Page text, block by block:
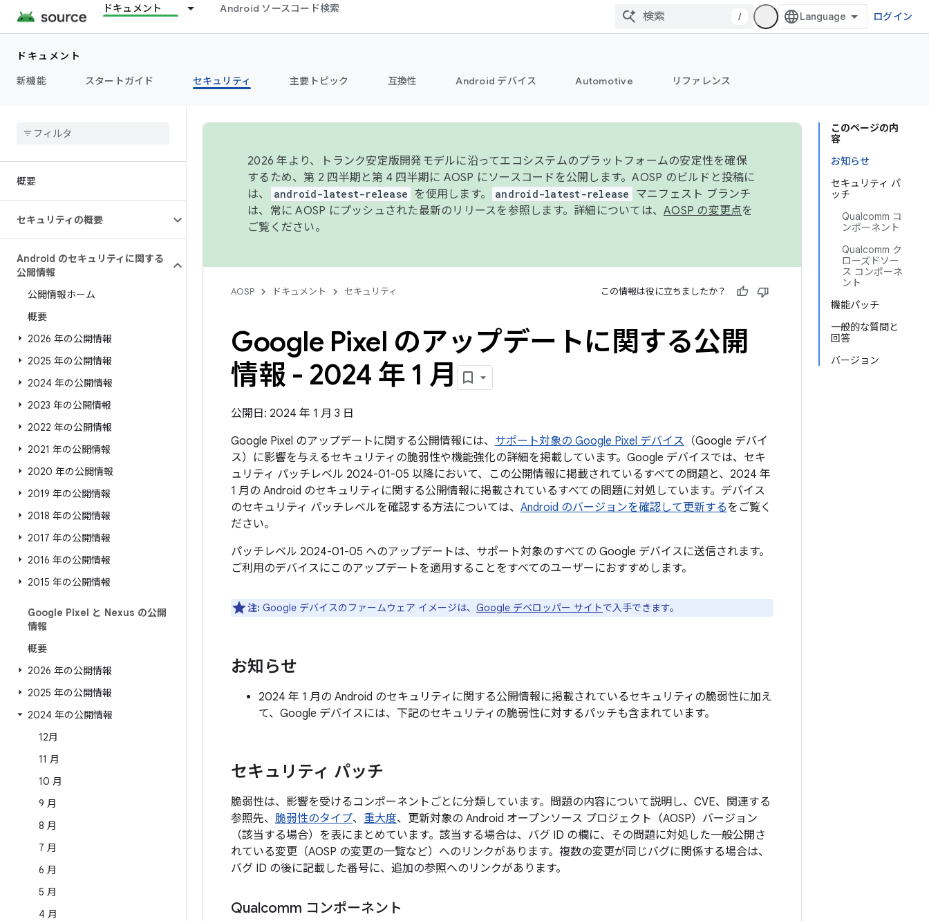
ドキュメント Android ソースコード検索
/ ログイン
ドキュメント
新機能
スタートガイド セキュリティ 主要トピック 互換性 Android デバイス Automotive リファレンス
概要
セキュリティの概要
Android のセキュリティに関する
公開情報
公開情報ホーム
概要
2026 年の公開情報
2025 年の公開情報
2024 年の公開情報
2023 年の公開情報
2022 年の公開情報
2021 年の公開情報
2020 年の公開情報
2019 年の公開情報
2018 年の公開情報
2017 年の公開情報
2016 年の公開情報
2015 年の公開情報
Google Pixel と Nexus の公開
情報
概要
2026 年の公開情報
2025 年の公開情報
2024 年の公開情報
12月
11 月
10 月
9 月
8 月
7 月
6 月
5 月
4 月
このページの内
容
お知らせ
セキュリティ パ
ッチ
Qualcomm コ
ンポーネント
Qualcomm ク
ローズドソー
ス コンポーネ
ント
機能パッチ
一般的な質問と
回答
バージョン
2026 年より、トランク安定版開発モデルに沿ってエコシステムのプラットフォームの安定性を確保
するため、第 2 四半期と第 4 四半期に AOSP にソースコードを公開します。AOSP のビルドと投稿に
は、
android-latest-release を使用します。 android-latest-release
マニフェスト ブランチ
は、常に AOSP にプッシュされた最新のリリースを参照します。詳細については、 AOSP の変更点を
ご覧ください。
AOSP ドキュメント セキュリティ この情報は役に立ちましたか？
Google Pixel のアップデートに関する公開
情報 - 2024 年 1 月
公開日: 2024 年 1 月 3 日
Google Pixel のアップデートに関する公開情報には、 サポート対象の Google Pixel デバイス （Google デバイ
ス）に影響を与えるセキュリティの脆弱性や機能強化の詳細を掲載しています。Google デバイスでは、セキ
ュリティ パッチレベル 2024-01-05 以降において、この公開情報に掲載されているすべての問題と、2024 年
1 月の Android のセキュリティに関する公開情報に掲載されているすべての問題に対処しています。デバイス
のセキュリティ パッチレベルを確認する方法については、 Android のバージョンを確認して更新するをご覧く
ださい。
パッチレベル 2024-01-05 へのアップデートは、サポート対象のすべての Google デバイスに送信されます。
ご利用のデバイスにこのアップデートを適用することをすべてのユーザーにおすすめします。
注: Google デバイスのファームウェア イメージは、 Google デベロッパー サイトで入手できます。
お知らせ
2024 年 1 月の Android のセキュリティに関する公開情報に掲載されているセキュリティの脆弱性に加え
て、Google デバイスには、下記のセキュリティの脆弱性に対するパッチも含まれています。
セキュリティ パッチ
脆弱性は、影響を受けるコンポーネントごとに分類しています。問題の内容について説明し、CVE、関連する
参照先、 脆弱性のタイプ、 重大度、更新対象の Android オープンソース プロジェクト（AOSP）バージョン
（該当する場合）を表にまとめています。該当する場合は、バグ ID の欄に、その問題に対処した一般公開さ
れている変更（AOSP の変更の一覧など）へのリンクがあります。複数の変更が同じバグに関係する場合は、
バグ ID の後に記載した番号に、追加の参照へのリンクがあります。
Qualcomm コンポーネント